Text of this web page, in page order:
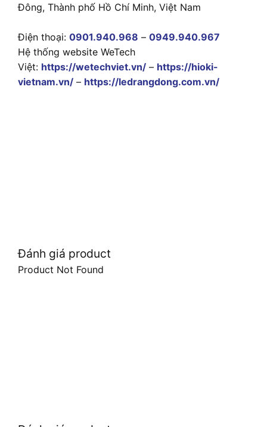
Đông, Thành phố Hồ Chí Minh, Việt Nam
Điện thoại: 0901.940.968 – 0949.940.967
Hệ thống website WeTech
Việt: https://wetechviet.vn/ – https://hioki-
vietnam.vn/ – https://ledrangdong.com.vn/
Đánh giá product
Product Not Found